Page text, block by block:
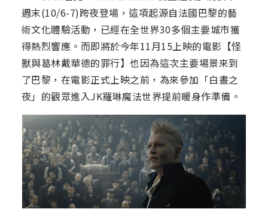
週末(10/6-7)跨夜登場，這項起源自法國巴黎的藝
術文化體驗活動，已經在全世界30多個主要城市獲
得熱烈響應。而即將於今年11月15上映的電影【怪
獸與葛林戴華德的罪行】也因為這次主要場景來到
了巴黎，在電影正式上映之前，為來參加「白晝之
夜」的觀眾進入JK羅琳魔法世界提前暖身作準備。